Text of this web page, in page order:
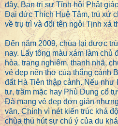
đây, Ban trị sự Tỉnh hội Phật
Đại đức Thích Huệ Tâm, trú xứ
về trụ trì và đổi tên ngôi Tịnh xá
Đến năm 2009, chùa lại được
nay. Lấy tông màu xám làm chủ
hòa, trang nghiêm, thanh nhã,
vẻ đẹp nên thơ của thắng cảnh
đất Hà Tiên thập cảnh. Nếu
tư, trầm mặc hay Phù Dung cổ
Đà mang vẻ đẹp đơn giản
văn. Chính vì nét kiến trúc khá
chùa thu hút sự chú ý của du